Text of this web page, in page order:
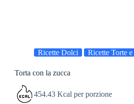
Ricette Dolci Ricette Torte
Torta con la zucca
454.43 Kcal per porzione